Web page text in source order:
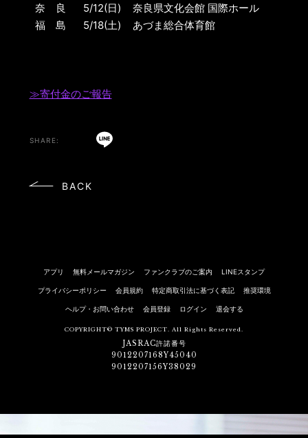
奈 良
5/12(日)
奈良県文化会館 国際ホール
福 島
5/18(土) あづま総合体育館
≫寄付金のご報告
BACK
アプリ 無料メールマガジン ファンクラブのご案内 LINEスタンプ
プライバシーポリシー 会員規約 特定商取引法に基づく表記 推奨環境
ヘルプ・お問い合わせ 会員登録 ログイン 退会する
COPYRIGHT© TYMS PROJECT. All Rights Reserved.
JASRAC許諾番号
9012207168Y45040
9012207156Y38029